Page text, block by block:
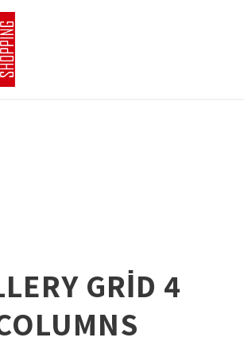
GRID 4